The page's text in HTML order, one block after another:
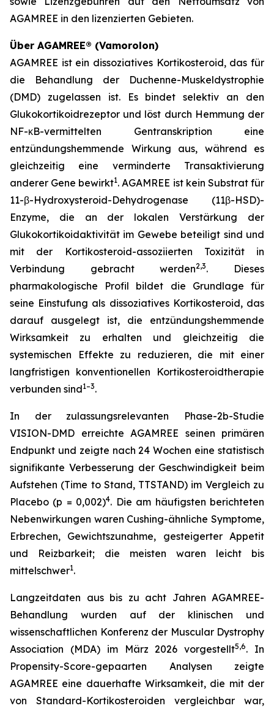
AGAMREE in den lizenzierten Gebieten.
Über AGAMREE® (Vamorolon)
AGAMREE ist ein dissoziatives Kortikosteroid, das für
die Behandlung der Duchenne-Muskeldystrophie
(DMD) zugelassen ist. Es bindet selektiv an den
Glukokortikoidrezeptor und löst durch Hemmung der
NF-κB-vermittelten Gentranskription eine
entzündungshemmende Wirkung aus, während es
gleichzeitig eine verminderte Transaktivierung
anderer Gene bewirkt1. AGAMREE ist kein Substrat für
11-β-Hydroxysteroid-Dehydrogenase (11β-HSD)-
Enzyme, die an der lokalen Verstärkung der
Glukokortikoidaktivität im Gewebe beteiligt sind und
mit der Kortikosteroid-assoziierten Toxizität in
Verbindung gebracht werden2,3. Dieses
pharmakologische Profil bildet die Grundlage für
seine Einstufung als dissoziatives Kortikosteroid, das
darauf ausgelegt ist, die entzündungshemmende
Wirksamkeit zu erhalten und gleichzeitig die
systemischen Effekte zu reduzieren, die mit einer
langfristigen konventionellen Kortikosteroidtherapie
verbunden sind1–3.
In der zulassungsrelevanten Phase-2b-Studie
VISION-DMD erreichte AGAMREE seinen primären
Endpunkt und zeigte nach 24 Wochen eine statistisch
signifikante Verbesserung der Geschwindigkeit beim
Aufstehen (Time to Stand, TTSTAND) im Vergleich zu
Placebo (p = 0,002)4. Die am häufigsten berichteten
Nebenwirkungen waren Cushing-ähnliche Symptome,
Erbrechen, Gewichtszunahme, gesteigerter Appetit
und Reizbarkeit; die meisten waren leicht bis
mittelschwer1.
Langzeitdaten aus bis zu acht Jahren AGAMREE-
Behandlung wurden auf der klinischen und
wissenschaftlichen Konferenz der Muscular Dystrophy
Association (MDA) im März 2026 vorgestellt5,6. In
Propensity-Score-gepaarten Analysen zeigte
AGAMREE eine dauerhafte Wirksamkeit, die mit der
von Standard-Kortikosteroiden vergleichbar war,